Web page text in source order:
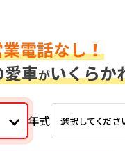
年式 選択してくださ